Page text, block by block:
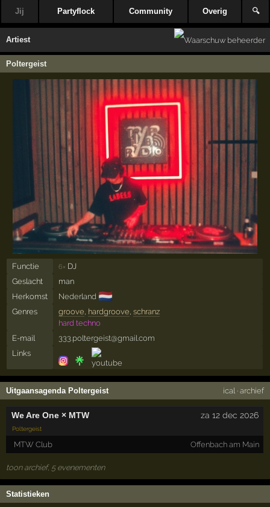
Jij Partyflock Community Overig 🔍
Artiest
Poltergeist
Functie 6× DJ
Geslacht
man
Herkomst
Nederland 🇳🇱
Genres groove hardgroove schranz
hard techno
E-mail
333.poltergeist@gmail.com
Links
Uitgaansagenda Poltergeist ical· archief
We Are One × MTW za 12 dec 2026
Poltergeist
MTW Club Offenbach am Main
toon archief, 5 evenementen
Statistieken